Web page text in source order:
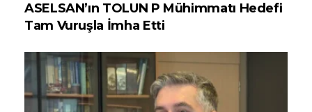
ASELSAN’ın TOLUN P Mühimmatı Hedefi
Tam Vuruşla İmha Etti